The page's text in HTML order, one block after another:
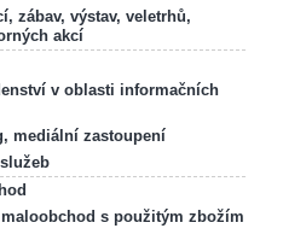
zábav, výstav, veletrhů,
akcí
v oblasti informačních
mediální zastoupení
s použitým zbožím